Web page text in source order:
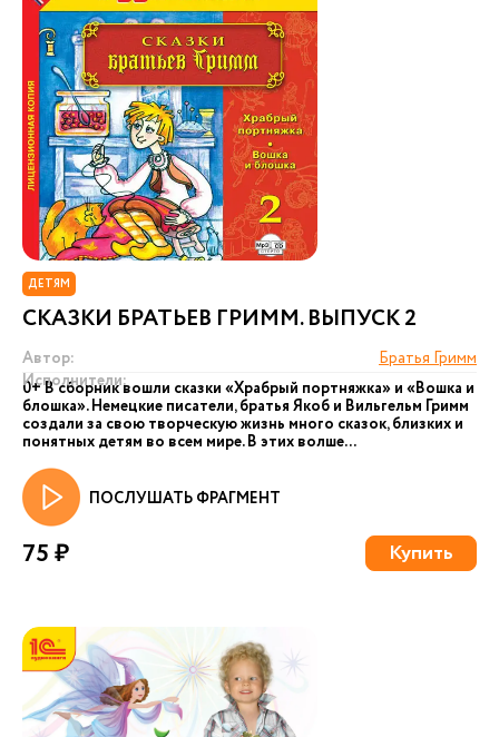
ДЕТЯМ
СКАЗКИ БРАТЬЕВ ГРИММ. ВЫПУСК 2
Автор:
Братья Гримм
Исполнители:
0+ В сборник вошли сказки «Храбрый портняжка» и «Вошка и
блошка». Немецкие писатели, братья Якоб и Вильгельм Гримм
создали за свою творческую жизнь много сказок, близких и
понятных детям во всем мире. В этих волше...
ПОСЛУШАТЬ ФРАГМЕНТ
75 ₽ Купить